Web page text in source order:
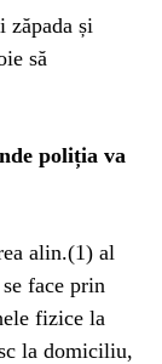
zăpada și
să
poliția va
alin.(1) al
face prin
fizice la
la domiciliu,